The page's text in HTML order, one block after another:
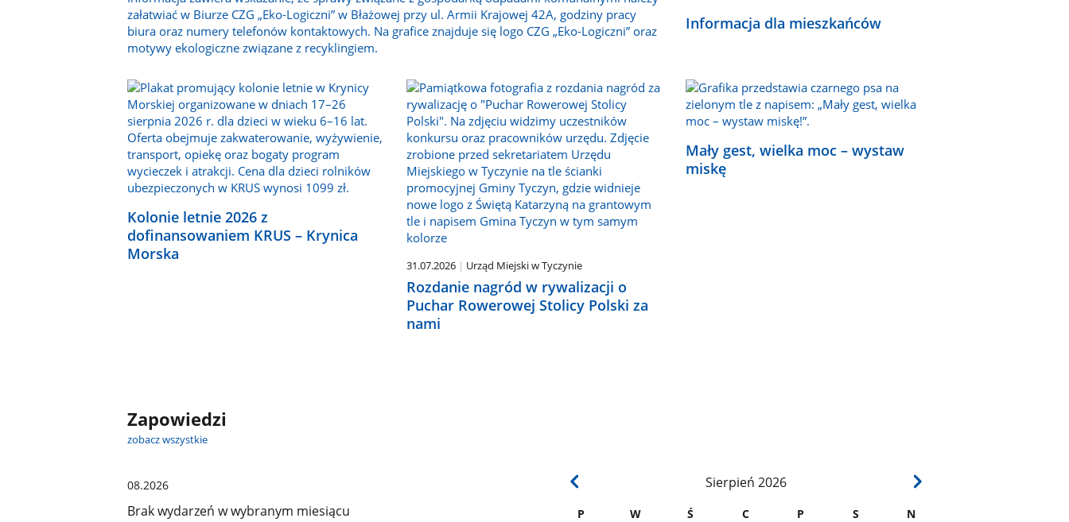
Informacja dla mieszkańców
Kolonie letnie 2026 z
dofinansowaniem KRUS – Krynica
Morska
31.07.2026 Urząd Miejski w Tyczynie
Rozdanie nagród w rywalizacji o
Puchar Rowerowej Stolicy Polski za
nami
Mały gest, wielka moc – wystaw
miskę
Zapowiedzi
zobacz wszystkie
Sierpień 2026
P W Ś C P S N
08.2026
Brak wydarzeń w wybranym miesiącu